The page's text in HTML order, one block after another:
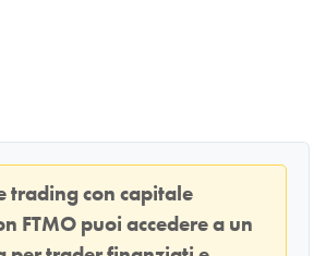
trading con capitale
FTMO puoi accedere a un